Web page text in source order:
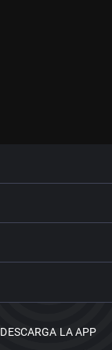
DESCARGA LA APP